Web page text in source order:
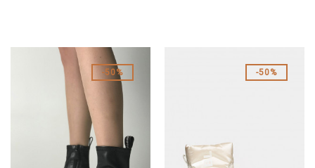
50% 50%